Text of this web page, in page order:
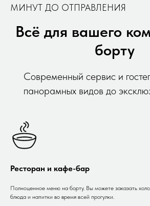
МИНУТ ДО ОТПРАВЛЕНИЯ
Всё для вашего
борту
Современный сервис и
панорамных видов до
Ресторан и кафе-бар
Полноценное меню на борту. Вы можете заказать
блюда и напитки во время всей прогулки.